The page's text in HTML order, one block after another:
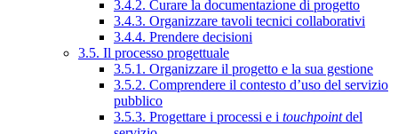
3.4.2. Curare la documentazione di progetto
3.4.3. Organizzare tavoli tecnici collaborativi
3.4.4. Prendere decisioni
3.5. Il processo progettuale
3.5.1. Organizzare il progetto e la sua gestione
3.5.2. Comprendere il contesto d’uso del servizio
pubblico
3.5.3. Progettare i processi e i touchpointdel